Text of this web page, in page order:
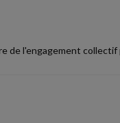
de l'engagement